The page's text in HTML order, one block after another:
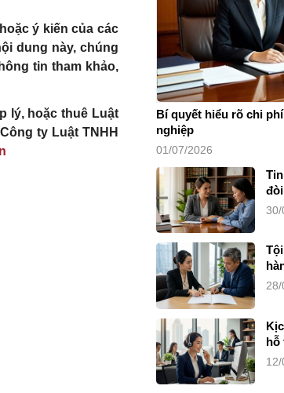
ý kiến của các
dung này, chúng
tin tham khảo,
lý, hoặc thuê Luật
ty Luật TNHH
Bí quyết hiểu rõ chi
nghiệp
01/07/2026
30/
28/
hỗ